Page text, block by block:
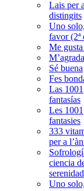
Lais per
distingits
Uno
favor (2ª
Me
M’agrada
Sé buena
Fes
Las 1001
fantasías
Les 1001
fantasies
333
per a
ciencia
serenidad
Uno